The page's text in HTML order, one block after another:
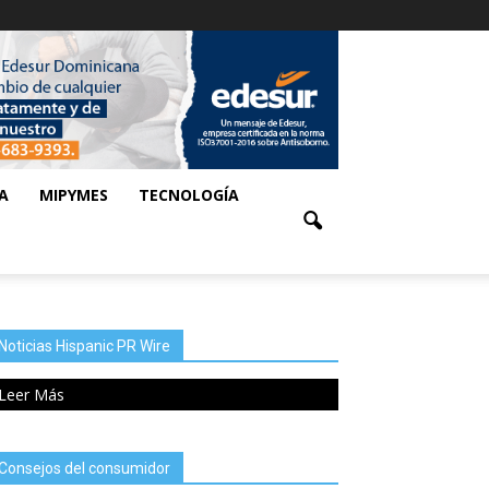
MIPYMES TECNOLOGÍA
Noticias Hispanic PR Wire
Leer Más
del consumidor